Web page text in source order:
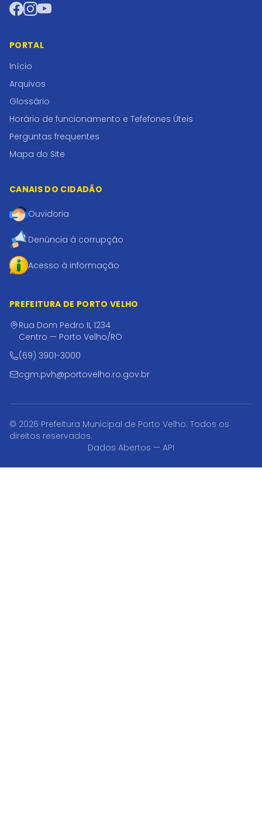
Facebook
Instagram
YouTube
PORTAL
Início
Arquivos
Glossário
Horário de funcionamento e Tefefones Úteis
Perguntas frequentes
Mapa do Site
CANAIS DO CIDADÃO
Ouvidoria
Denúncia à corrupção
Acesso à informação
PREFEITURA DE PORTO VELHO
Rua Dom Pedro II, 1234
Centro — Porto Velho/RO
(69) 3901-3000
cgm.pvh@portovelho.ro.gov.br
© 2026 Prefeitura Municipal de Porto Velho. Todos os
direitos reservados.
Dados Abertos — API